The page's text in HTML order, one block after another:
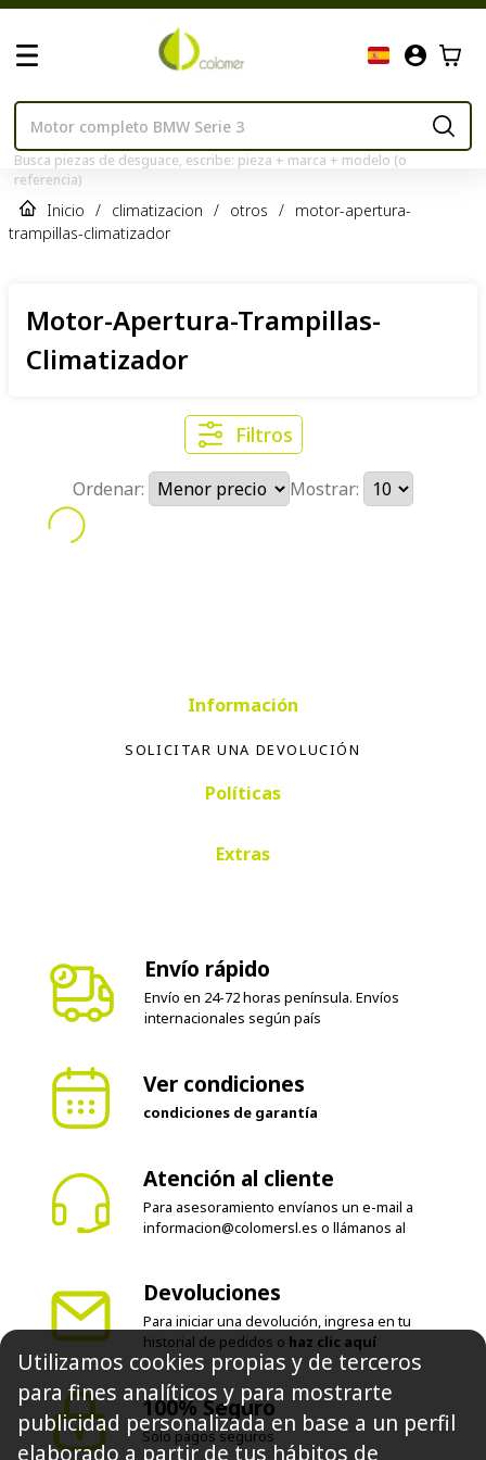
Busca piezas de desguace, escribe: pieza + marca + modelo (o
referencia)
Inicio / climatizacion / otros / motor-apertura-
trampillas-climatizador
Motor-Apertura-Trampillas-
Climatizador
Filtros
Ordenar: Mostrar:
Información
SOLICITAR UNA DEVOLUCIÓN
Políticas
Extras
Envío rápido
Envío en 24-72 horas península. Envíos
internacionales según país
Ver condiciones
condiciones de garantía
Atención al cliente
Para asesoramiento envíanos un e-mail a
informacion@colomersl.es o llámanos al
Devoluciones
Para iniciar una devolución, ingresa en tu
historial de pedidos o haz clic aquí
100% Seguro
Solo pagos seguros
Utilizamos cookies propias y de terceros
para fines analíticos y para mostrarte
publicidad personalizada en base a un perfil
elaborado a partir de tus hábitos de